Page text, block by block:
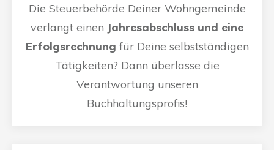
Die Steuerbehörde Deiner Wohngemeinde
verlangt einen Jahresabschluss und eine
Erfolgsrechnung für Deine selbstständigen
Tätigkeiten? Dann überlasse die
Verantwortung unseren
Buchhaltungsprofis!